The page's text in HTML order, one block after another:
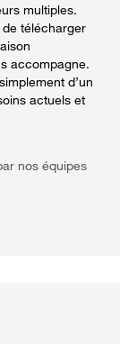
multiples.
télécharger
accompagne.
d’un
actuels et
nos équipes